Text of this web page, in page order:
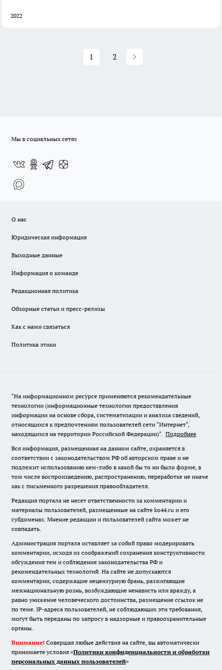
2022
1 2
Мы в социальных сетях
О нас
Юридическая информация
Выходные данные
Информация о команде
Редакционная политика
Обзорные статьи и пресс-релизы
Как с нами связаться
Политика этики
"На информационном ресурсе применяются рекомендательные
технологии (информационные технологии предоставления
информации на основе сбора, систематизации и анализа сведений,
относящихся к предпочтениям пользователей сети "Интернет",
находящихся на территории Российской Федерации)". Подробнее
Вся информация, размещенная на данном сайте, охраняется в
соответствии с законодательством РФ об авторском праве и не
подлежит использованию кем-либо в какой бы то ни было форме, в
том числе воспроизведению, распространению, переработке не иначе
как с письменного разрешения правообладателя.
Редакция портала не несет ответственности за комментарии и
материалы пользователей, размещенные на сайте ko44.ru и его
субдоменах. Мнение редакции и пользователей сайта может не
совпадать.
Администрация портала оставляет за собой право модерировать
комментарии, исходя из соображений сохранения конструктивности
обсуждения тем и соблюдения законодательства РФ и
рекомендательных технологий. На сайте не допускаются
комментарии, содержащие нецензурную брань, разжигающие
межнациональную рознь, возбуждающие ненависть или вражду, а
равно унижение человеческого достоинства, размещение ссылок не
по теме. IP-адреса пользователей, не соблюдающих эти требования,
могут быть переданы по запросу в надзорные и правоохранительные
органы.
Внимание! Совершая любые действия на сайте, вы автоматически
принимаете условия «Политики конфиденциальности и обработки
персональных данных пользователей»